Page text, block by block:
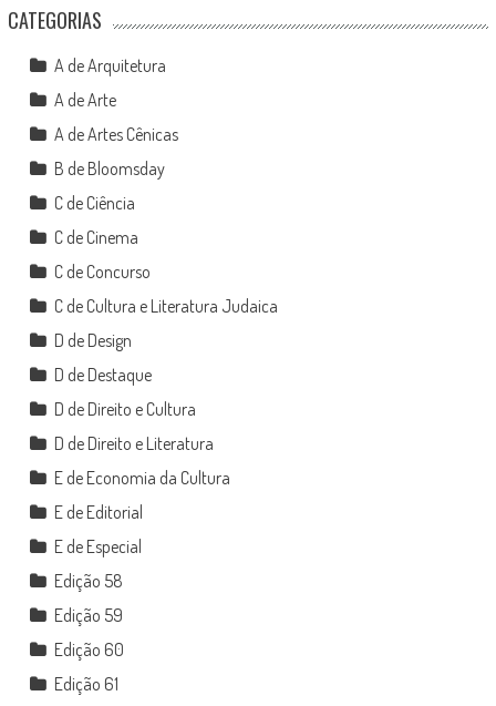
CATEGORIAS
A de Arquitetura
A de Arte
A de Artes Cênicas
B de Bloomsday
C de Ciência
C de Cinema
C de Concurso
C de Cultura e Literatura Judaica
D de Design
D de Destaque
D de Direito e Cultura
D de Direito e Literatura
E de Economia da Cultura
E de Editorial
E de Especial
Edição 58
Edição 59
Edição 60
Edição 61